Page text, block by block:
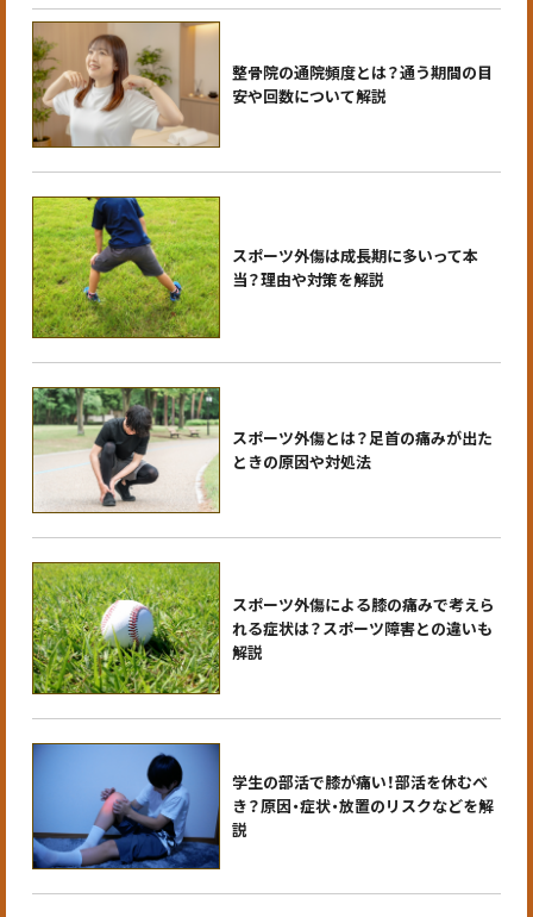
整骨院の通院頻度とは？通う期間の目
安や回数について解説
スポーツ外傷は成長期に多いって本
当？理由や対策を解説
スポーツ外傷とは？足首の痛みが出た
ときの原因や対処法
スポーツ外傷による膝の痛みで考えら
れる症状は？スポーツ障害との違いも
解説
学生の部活で膝が痛い！部活を休むべ
き？原因・症状・放置のリスクなどを解
説